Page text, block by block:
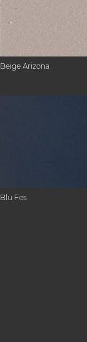
Beige Arizona
Blu Fes